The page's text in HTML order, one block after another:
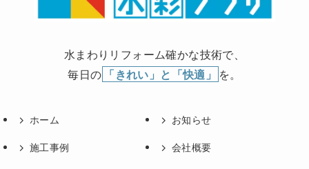
水まわりリフォーム確かな技術で、
毎日の
「きれい」と「快適」 を。
ホーム お知らせ
施工事例 会社概要